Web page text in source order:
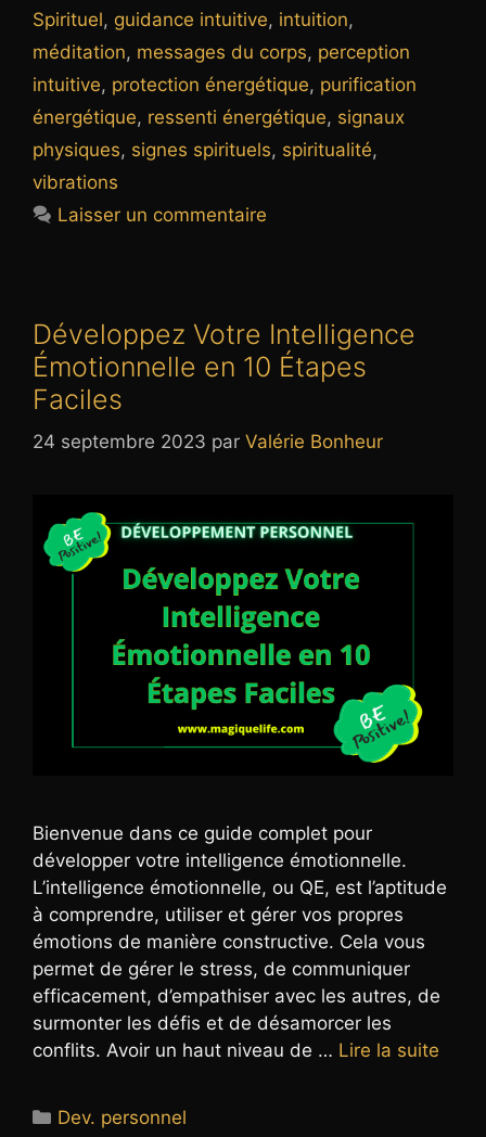
Spirituel, guidance intuitive, intuition,
méditation, messages du corps, perception
intuitive, protection énergétique, purification
énergétique, ressenti énergétique, signaux
physiques, signes spirituels, spiritualité,
vibrations
Laisser un commentaire
Développez Votre Intelligence
Émotionnelle en 10 Étapes
Faciles
24 septembre 2023 par Valérie Bonheur
Bienvenue dans ce guide complet pour
développer votre intelligence émotionnelle.
L’intelligence émotionnelle, ou QE, est l’aptitude
à comprendre, utiliser et gérer vos propres
émotions de manière constructive. Cela vous
permet de gérer le stress, de communiquer
efficacement, d’empathiser avec les autres, de
surmonter les défis et de désamorcer les
conflits. Avoir un haut niveau de … Lire la suite
Catégories
Dev. personnel